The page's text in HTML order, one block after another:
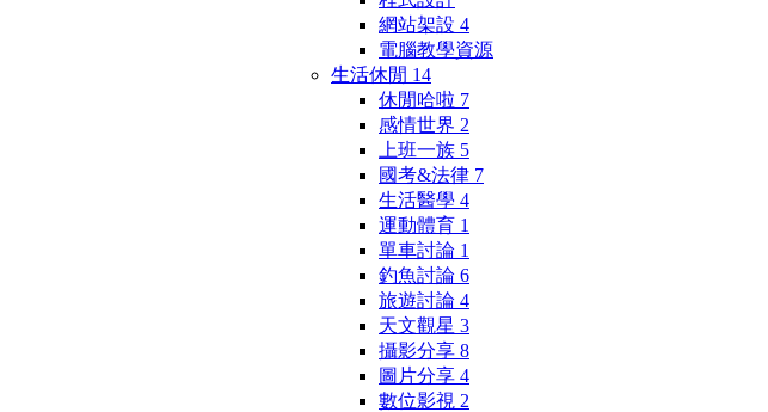
網站架設 4
電腦教學資源
生活休閒 14
休閒哈啦 7
感情世界 2
上班一族 5
國考&法律 7
生活醫學 4
運動體育 1
單車討論 1
釣魚討論 6
旅遊討論 4
天文觀星 3
攝影分享 8
圖片分享 4
數位影視 2